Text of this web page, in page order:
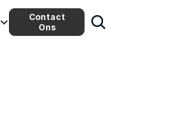
Contact
Ons